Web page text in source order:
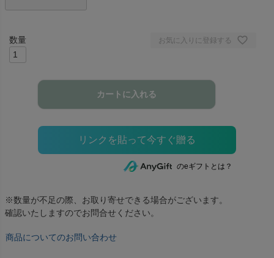
お気に入りに登録する
カートに入れる
のeギフトとは？
※数量が不足の際、お取り寄せできる場合がございます。
確認いたしますのでお問合せください。
商品についてのお問い合わせ